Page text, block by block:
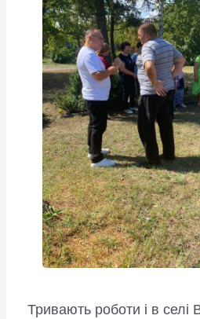
Тривають роботи і в селі